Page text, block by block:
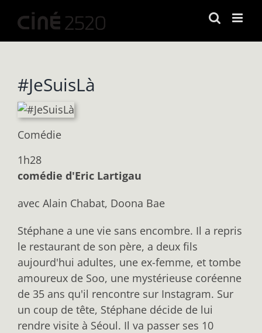
contenu
#JeSuisLà
Comédie
1h28
comédie d'Eric Lartigau
avec Alain Chabat, Doona Bae
Stéphane a une vie sans encombre. Il a repris
le restaurant de son père, a deux fils
aujourd'hui adultes, une ex-femme, et tombe
amoureux de Soo, une mystérieuse coréenne
de 35 ans qu'il rencontre sur Instagram. Sur
un coup de tête, Stéphane décide de lui
rendre visite à Séoul. Il va passer ses 10